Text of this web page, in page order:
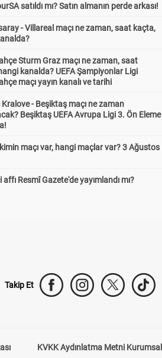
satıldı mı? Satın almanın perde arkası!
- Villareal maçı ne zaman, saat kaçta,
Sturm Graz maçı ne zaman, saat
kanalda? UEFA Şampiyonlar Ligi
maçı yayın kanalı ve tarihi
- Beşiktaş maçı ne zaman
Beşiktaş UEFA Avrupa Ligi 3. Ön Eleme
maçı var, hangi maçlar var? 3 Ağustos
affı Resmî Gazete'de yayımlandı mı?
Takip Et
KVKK Aydınlatma Metni Kurumsal